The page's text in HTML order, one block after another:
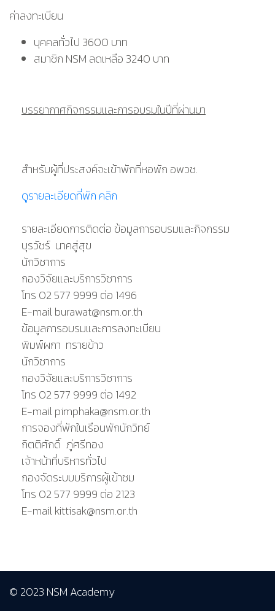
ค่าลงทะเบียน
บุคคลทั่วไป 3600 บาท
สมาชิก NSM ลดเหลือ 3240 บาท
บรรยากาศกิจกรรมและการอบรมในปีที่ผ่านมา
สำหรับผู้ที่ประสงค์จะเข้าพักที่หอพัก อพวช.
ดูรายละเอียดที่พัก คลิก
รายละเอียดการติดต่อ ข้อมูลการอบรมและกิจกรรม
บุรวัชร์ นาคสู่สุข
นักวิชาการ
กองวิจัยและบริการวิชาการ
โทร 02 577 9999 ต่อ 1496
E-mail burawat@nsm.or.th
ข้อมูลการอบรมและการลงทะเบียน
พิมพ์ผกา ทรายข้าว
นักวิชาการ
กองวิจัยและบริการวิชาการ
โทร 02 577 9999 ต่อ 1492
E-mail pimphaka@nsm.or.th
การจองที่พักในเรือนพักนักวิทย์
กิตติศักดิ์ ภู่ศรีทอง
เจ้าหน้าที่บริหารทั่วไป
กองจัดระบบบริการผู้เข้าชม
โทร 02 577 9999 ต่อ 2123
E-mail kittisak@nsm.or.th
© 2023 NSM Academy